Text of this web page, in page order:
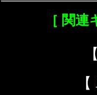
［ 関連
【
【